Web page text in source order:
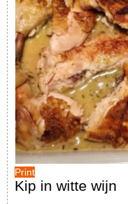
Print
Kip in witte wijn